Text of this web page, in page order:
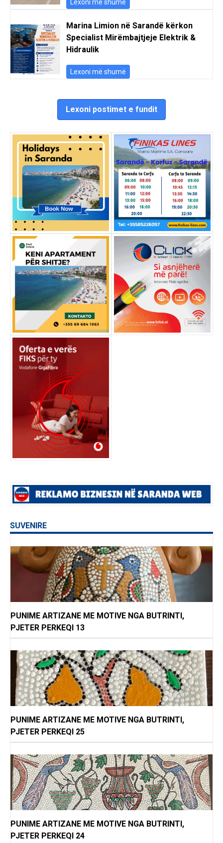
Lexoni më shumë
Marina Limion në Sarandë kërkon
Specialist Mirëmbajtjeje Elektrik &
Hidraulik
Lexoni më shumë
Lexoni postimet e fundit
SUVENIRE
PUNIME ARTIZANE ME MOTIVE NGA BUTRINTI,
PJETER PERKEQI 13
PUNIME ARTIZANE ME MOTIVE NGA BUTRINTI,
PJETER PERKEQI 25
PUNIME ARTIZANE ME MOTIVE NGA BUTRINTI,
PJETER PERKEQI 24